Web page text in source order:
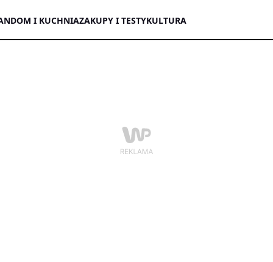
DOM I KUCHNIAZAKUPY I TESTYKULTURA